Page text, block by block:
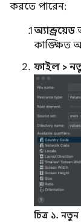
করতে পারেন:
অ্যান্ড্রয়েড
কাঙ্ক্ষিত
ফাইল >
চিত্র ১. নতুন